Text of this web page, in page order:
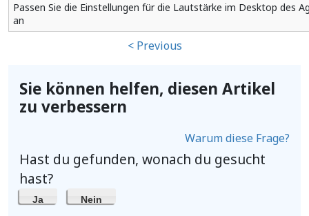
Passen Sie die Einstellungen für die Lautstärke im Desktop des
an
< Previous
Sie können helfen, diesen Artikel
zu verbessern
Warum diese Frage?
Hast du gefunden, wonach du gesucht
hast?
Ja Nein